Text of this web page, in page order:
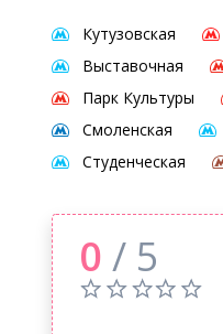
Кутузовская
Выставочная
Парк Культуры
Смоленская
Студенческая
0 / 5